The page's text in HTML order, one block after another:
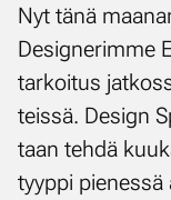
Nyt tä­nä
De­sig­ne­rim­me
tar­koi­tus
teis­sä. De­sign
taan teh­dä
tyyp­pi